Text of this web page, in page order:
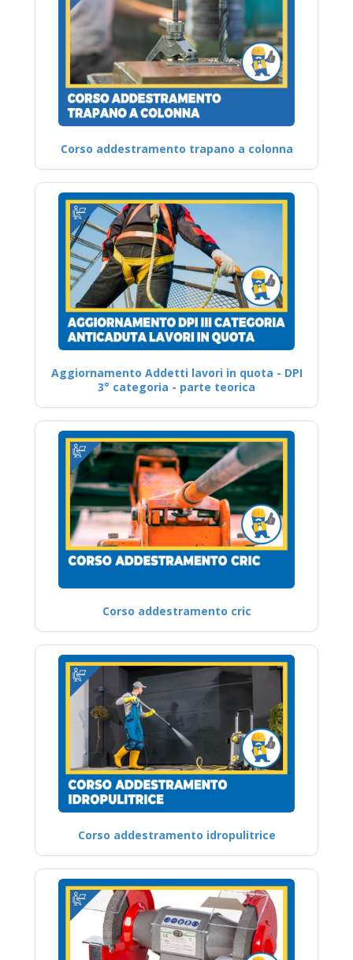
Corso addestramento trapano a colonna
Aggiornamento Addetti lavori in quota - DPI
3° categoria - parte teorica
Corso addestramento cric
Corso addestramento idropulitrice